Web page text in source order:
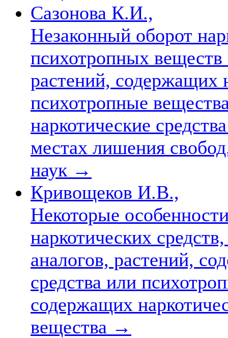
Сазонова К.И.,
Незаконный оборот
психотропных веществ
растений, содержащих
психотропные
наркотические
местах лишения
наук →
Кривощеков И.В.,
Некоторые
наркотических
аналогов, растений,
средства или
содержащих
вещества →